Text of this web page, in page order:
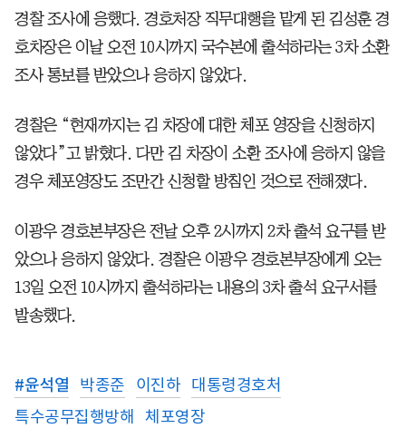
경찰 조사에 응했다. 경호처장 직무대행을 맡게 된 김성훈 경
호차장은 이날 오전 10시까지 국수본에 출석하라는 3차 소환
조사 통보를 받았으나 응하지 않았다.
경찰은 “현재까지는 김 차장에 대한 체포 영장을 신청하지
않았다”고 밝혔다. 다만 김 차장이 소환 조사에 응하지 않을
경우 체포영장도 조만간 신청할 방침인 것으로 전해졌다.
이광우 경호본부장은 전날 오후 2시까지 2차 출석 요구를 받
았으나 응하지 않았다. 경찰은 이광우 경호본부장에게 오는
13일 오전 10시까지 출석하라는 내용의 3차 출석 요구서를
발송했다.
#윤석열 박종준 이진하 대통령경호처
특수공무집행방해
체포영장